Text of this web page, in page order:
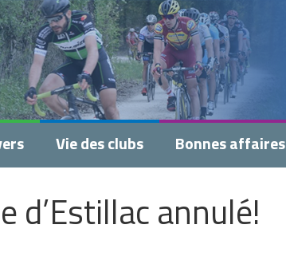
Vie des clubs Bonnes affaires
d’Estillac annulé!